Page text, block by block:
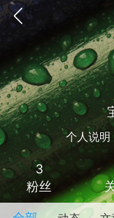
个人说明
3
粉丝